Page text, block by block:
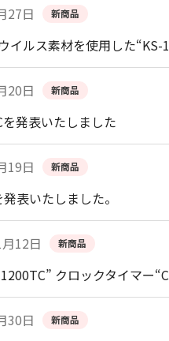
27日 新商品
イルス素材を使用した
20日 新商品
を発表いたしました
19日 新商品
表いたしました。
12日 新商品
クロックタイマー
30日 新商品